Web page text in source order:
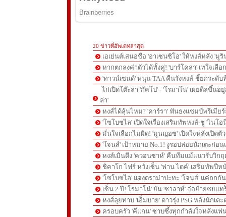
20 ข่าวที่อัพเดทล่าสุด
เอเย่นต์เสนอชื่อ 'อาเซนซิโอ' ให้หงส์หลัง 'มู
หากตกลงค่าตัวได้ทั้งคู่! 'บาร์โคล่า' เทใจเลือ
'ทาวน์เซนด์' หนุน TAA คืนรังหงส์-ชี้ยกระดั
ไก่เปิดโต๊ะล่า 'กัคโป' - 'โรมาโน่' เผยดีลขึ้นอ
ล่า'
หงส์ได้ลุ้นไหม? 'คาร์รา' ฟันธงแชมป์พรีเมีย
'โซโบซไล' เปิดใจเรื่องเสริมทัพหงส์-ชู 'ไนโ
มั่นใจเลือกไม่ผิด! 'มูนญอซ' เปิดใจหลังเปิดตั
'โจนส์' เป้าหมาย No.1! งูรอปล่อยนักเตะก่อ
หงส์เมินดึง 'ควอนซาห์' คืนทีมแม้แนวรับวิก
ชิคาโก ไฟร์ หวังเซ็น 'ฟาน ไดค์' เสริมทัพปีห
'โซโบซไล' แจงดราม่าปะทะ 'โจนส์' แค่ถกกั
เซ็น 2 ปี! โรมาโน่' ยัน 'ซาลาห์' จ่อย้ายซบแ
หงส์ลุยทาบ 'เอ็มบาย' ดาวรุ่ง PSG หลังนักเต
ครอบครัว 'คีแกน' ซาบซึ้งทุกกำลังใจหลังแฟ